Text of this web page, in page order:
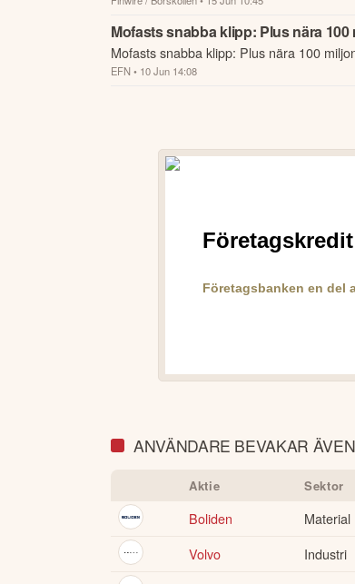
Mofasts snabba klipp: Plus nära
Mofasts snabba klipp: Plus nära 100
EFN• 10 Jun 14:08
ANVÄNDARE BEVAKAR ÄVEN
Aktie Sektor
Boliden Material
Volvo
Industri